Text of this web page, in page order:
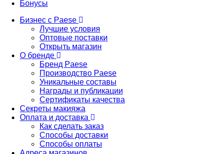
Бонусы
Бизнес с Paese
Лучшие условия
Оптовые поставки
Открыть магазин
О бренде
Бренд Paese
Производство Paese
Уникальные составы
Награды и публикации
Сертификаты качества
Секреты макияжа
Оплата и доставка
Как сделать заказ
Способы доставки
Способы оплаты